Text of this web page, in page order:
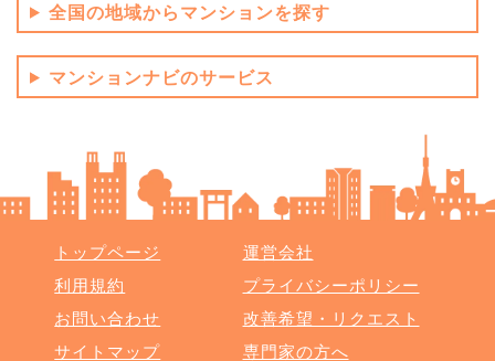
全国の地域からマンションを探す
マンションナビのサービス
トップページ
運営会社
利用規約
プライバシーポリシー
お問い合わせ
改善希望・リクエスト
サイトマップ
専門家の方へ